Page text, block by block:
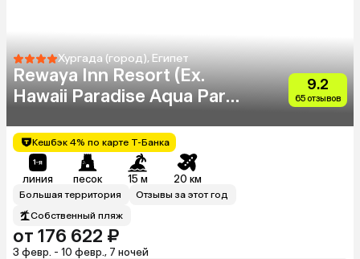
Хургада (город), Египет
Rewaya Inn Resort (Ex.
Hawaii Paradise Aqua Park
9.2
65 отзывов
Кешбэк 4% по карте Т-Банка
линия песок 15 м 20 км
Большая территория
Отзывы за этот год
Собственный пляж
от 176 622 ₽
3 февр. - 10 февр., 7 ночей